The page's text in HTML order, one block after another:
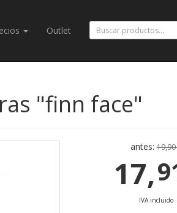
Outlet
"finn face"
antes:
17,
IVA incluido